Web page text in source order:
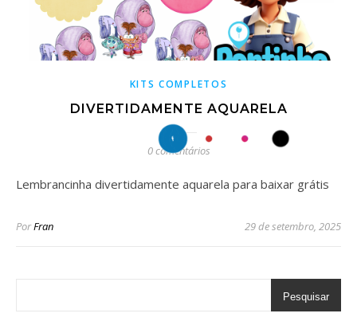
KITS COMPLETOS
DIVERTIDAMENTE AQUARELA
0 comentários
Lembrancinha divertidamente aquarela para baixar grátis
PorFran 29 de setembro, 2025
Pesquisar